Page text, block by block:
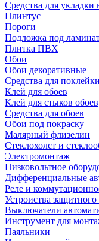
Средства для
Плинтус
Пороги
Подложка под
Плитка ПВХ
Обои
Обои декоративные
Средства для
Клей для обоев
Клей для стыков обоев
Средства для обоев
Обои под покраску
Малярный флизелин
Стеклохолст и
Электромонтаж
Низковольтное
Дифференциальные
Реле и
Устроиства
Выключатели
Инструмент для
Паяльники